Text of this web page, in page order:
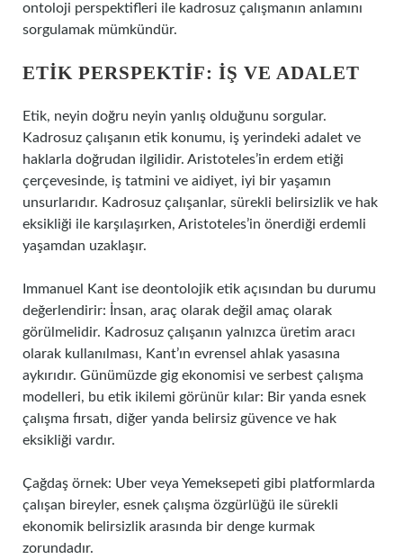
ontoloji perspektifleri ile kadrosuz çalışmanın anlamını
sorgulamak mümkündür.
ETIK PERSPEKTIF: İŞ VE ADALET
Etik, neyin doğru neyin yanlış olduğunu sorgular.
Kadrosuz çalışanın etik konumu, iş yerindeki adalet ve
haklarla doğrudan ilgilidir. Aristoteles’in erdem etiği
çerçevesinde, iş tatmini ve aidiyet, iyi bir yaşamın
unsurlarıdır. Kadrosuz çalışanlar, sürekli belirsizlik ve hak
eksikliği ile karşılaşırken, Aristoteles’in önerdiği erdemli
yaşamdan uzaklaşır.
Immanuel Kant ise deontolojik etik açısından bu durumu
değerlendirir: İnsan, araç olarak değil amaç olarak
görülmelidir. Kadrosuz çalışanın yalnızca üretim aracı
olarak kullanılması, Kant’ın evrensel ahlak yasasına
aykırıdır. Günümüzde gig ekonomisi ve serbest çalışma
modelleri, bu etik ikilemi görünür kılar: Bir yanda esnek
çalışma fırsatı, diğer yanda belirsiz güvence ve hak
eksikliği vardır.
Çağdaş örnek: Uber veya Yemeksepeti gibi platformlarda
çalışan bireyler, esnek çalışma özgürlüğü ile sürekli
ekonomik belirsizlik arasında bir denge kurmak
zorundadır.